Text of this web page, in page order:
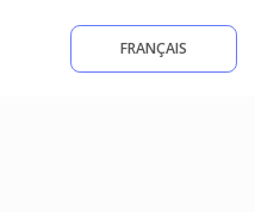
FRANÇAIS